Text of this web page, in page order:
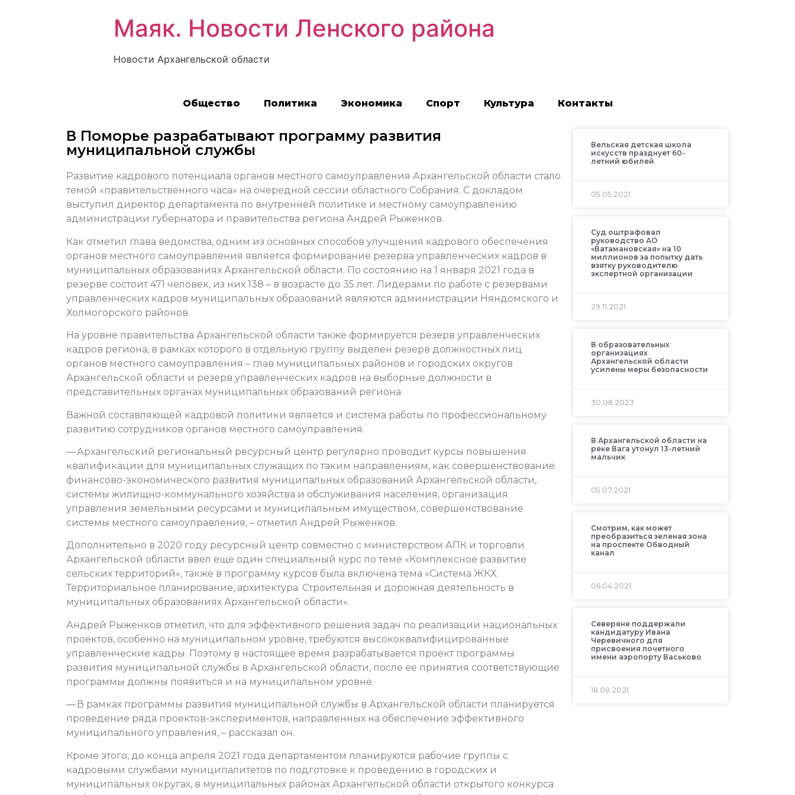
Маяк. Новости Ленского района
Новости Архангельской области
Общество Политика Экономика Спорт Культура Контакты
В Поморье разрабатывают программу развития
муниципальной службы
Развитие кадрового потенциала органов местного самоуправления Архангельской области стало
темой «правительственного часа» на очередной сессии областного Собрания. С докладом
выступил директор департамента по внутренней политике и местному самоуправлению
администрации губернатора и правительства региона Андрей Рыженков.
Как отметил глава ведомства, одним из основных способов улучшения кадрового обеспечения
органов местного самоуправления является формирование резерва управленческих кадров в
муниципальных образованиях Архангельской области. По состоянию на 1 января 2021 года в
резерве состоит 471 человек, из них 138 – в возрасте до 35 лет. Лидерами по работе с резервами
управленческих кадров муниципальных образований являются администрации Няндомского и
Холмогорского районов.
На уровне правительства Архангельской области также формируется резерв управленческих
кадров региона, в рамках которого в отдельную группу выделен резерв должностных лиц
органов местного самоуправления – глав муниципальных районов и городских округов
Архангельской области и резерв управленческих кадров на выборные должности в
представительных органах муниципальных образований региона.
Важной составляющей кадровой политики является и система работы по профессиональному
развитию сотрудников органов местного самоуправления.
— Архангельский региональный ресурсный центр регулярно проводит курсы повышения
квалификации для муниципальных служащих по таким направлениям, как совершенствование
финансово-экономического развития муниципальных образований Архангельской области,
системы жилищно-коммунального хозяйства и обслуживания населения, организация
управления земельными ресурсами и муниципальным имуществом, совершенствование
системы местного самоуправления, – отметил Андрей Рыженков.
Дополнительно в 2020 году ресурсный центр совместно с министерством АПК и торговли
Архангельской области ввел еще один специальный курс по теме «Комплексное развитие
сельских территорий», также в программу курсов была включена тема «Система ЖКХ.
Территориальное планирование, архитектура. Строительная и дорожная деятельность в
муниципальных образованиях Архангельской области».
Андрей Рыженков отметил, что для эффективного решения задач по реализации национальных
проектов, особенно на муниципальном уровне, требуются высококвалифицированные
управленческие кадры. Поэтому в настоящее время разрабатывается проект программы
развития муниципальной службы в Архангельской области, после ее принятия соответствующие
программы должны появиться и на муниципальном уровне.
— В рамках программы развития муниципальной службы в Архангельской области планируется
проведение ряда проектов-экспериментов, направленных на обеспечение эффективного
муниципального управления, – рассказал он.
Кроме этого, до конца апреля 2021 года департаментом планируются рабочие группы с
кадровыми службами муниципалитетов по подготовке к проведению в городских и
муниципальных округах, в муниципальных районах Архангельской области открытого конкурса
Вельская детская школа
искусств празднует 60-
летний юбилей
05.05.2021
Суд оштрафовал
руководство АО
«Ватамановская» на 10
миллионов за попытку дать
взятку руководителю
экспертной организации
29.11.2021
В образовательных
организациях
Архангельской области
усилены меры безопасности
30.08.2023
В Архангельской области на
реке Вага утонул 13-летний
мальчик
05.07.2021
Смотрим, как может
преобразиться зеленая зона
на проспекте Обводный
канал
06.04.2021
Северяне поддержали
кандидатуру Ивана
Черевичного для
присвоения почетного
имени аэропорту Васьково
18.08.2021